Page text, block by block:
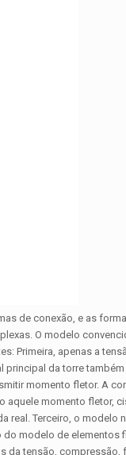
de conexão, e as
O modelo
Primeira, apenas a
principal da torre
momento fletor. A
momento fletor,
real. Terceiro, o
modelo de
tensão, compressão,